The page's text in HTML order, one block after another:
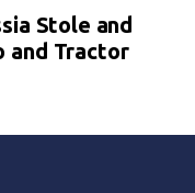
Stole and
and Tractor